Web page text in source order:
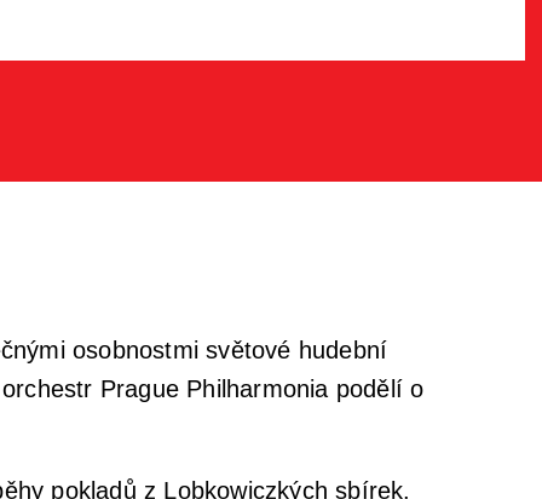
osobnostmi světové hudební
Prague Philharmonia podělí o
pokladů z Lobkowiczkých sbírek.